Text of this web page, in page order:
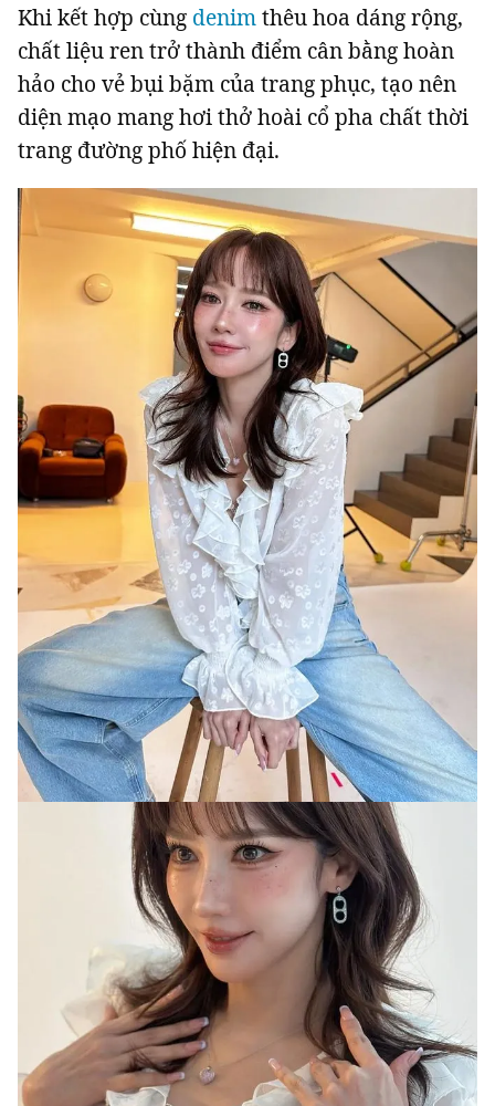
Khi kết hợp cùng denimthêu hoa dáng rộng,
chất liệu ren trở thành điểm cân bằng hoàn
hảo cho vẻ bụi bặm của trang phục, tạo nên
diện mạo mang hơi thở hoài cổ pha chất thời
trang đường phố hiện đại.